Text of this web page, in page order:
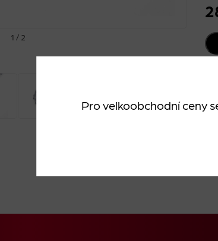
Pro velkoobchodní ceny
1 / 2